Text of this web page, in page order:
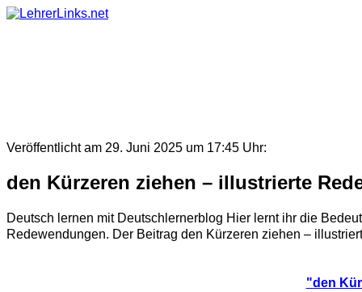
Skip
Veröffentlicht am 29. Juni 2025 um 17:45 Uhr:
den Kürzeren ziehen – illustrierte
Deutsch lernen mit Deutschlernerblog Hier lernt ihr die
Redewendungen. Der Beitrag den Kürzeren ziehen –
"den